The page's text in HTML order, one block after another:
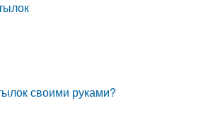
своими руками?